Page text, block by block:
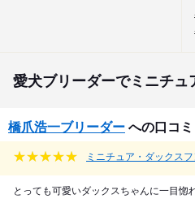
愛犬ブリーダーでミニチ
橋爪浩一ブリーダーへの口コ
ミニチュア・ダックス
とっても可愛いダックスちゃんに一目惚